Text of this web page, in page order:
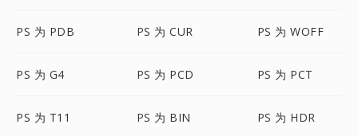
PS 为 PDB PS 为 CUR PS 为 WOFF
PS 为 G4 PS 为 PCD PS 为 PCT
PS 为 T11 PS 为 BIN PS 为 HDR